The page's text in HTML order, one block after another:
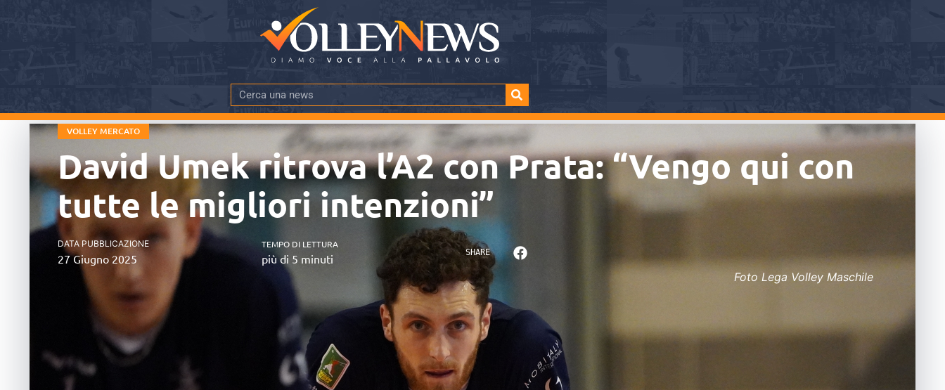
VOLLEY MERCATO
David Umek ritrova l’A2 con Prata: “Vengo qui con
tutte le migliori intenzioni”
DATA PUBBLICAZIONE
27 Giugno 2025
TEMPO DI LETTURA
più di 5 minuti SHARE
Foto Lega Volley Maschile